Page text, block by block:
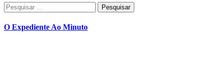
Pesquisar
por:
O Expediente Ao Minuto